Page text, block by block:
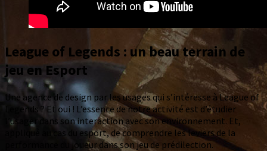
League of Legends : un beau terrain de
jeuen Esport
Une agence de design par les usages qui s’intéresse à League of
Legends ? Et oui ! L’essence de notre activité est d’étudier
l’usager dans son interaction avec son environnement. Et,
appliqué au cas du esport, de comprendre les leviers de la
performance du joueur dans son jeu de prédilection.